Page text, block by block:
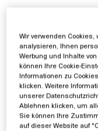
Wir verwenden
analysieren, Ihnen
Werbung und Inhalte
können Ihre Cookie-
Informationen zu
klicken. Weitere
unserer
Ablehnen klicken, um
Sie können Ihre
auf dieser Website auf